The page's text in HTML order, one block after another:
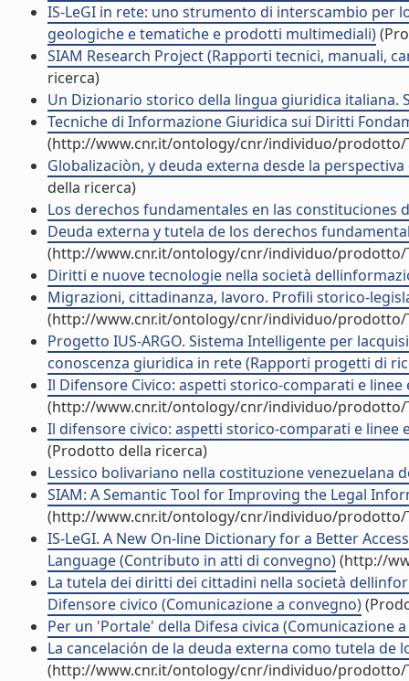
IS-LeGI in rete: uno strumento di interscambio per
geologiche e tematiche e prodotti multimediali)
SIAM Research Project (Rapporti tecnici, manuali,
ricerca)
Un Dizionario storico della lingua giuridica italiana.
Tecniche di Informazione Giuridica sui Diritti
(http://www.cnr.it/ontology/cnr/individuo/prodotto/
Globalizaciòn, y deuda externa desde la
della ricerca)
Los derechos fundamentales en las constituciones
Deuda externa y tutela de los derechos
(http://www.cnr.it/ontology/cnr/individuo/prodotto/
Diritti e nuove tecnologie nella società
Migrazioni, cittadinanza, lavoro. Profili storico-
(http://www.cnr.it/ontology/cnr/individuo/prodotto/
Progetto IUS-ARGO. Sistema Intelligente per
conoscenza giuridica in rete (Rapporti progetti di
Il Difensore Civico: aspetti storico-comparati e
(http://www.cnr.it/ontology/cnr/individuo/prodotto/
Il difensore civico: aspetti storico-comparati e linee
(Prodotto della ricerca)
Lessico bolivariano nella costituzione venezuelana
SIAM: A Semantic Tool for Improving the Legal
(http://www.cnr.it/ontology/cnr/individuo/prodotto/
IS-LeGI. A New On-line Dictionary for a Better
Language (Contributo in atti di convegno)(http://
La tutela dei diritti dei cittadini nella società
Difensore civico (Comunicazione a convegno)
Per un 'Portale' della Difesa civica (Comunicazione
La cancelación de la deuda externa como tutela
(http://www.cnr.it/ontology/cnr/individuo/prodotto/